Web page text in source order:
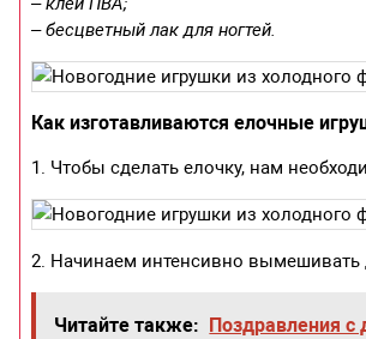
– бесцветный лак для ногтей.
Как изготавливаются елочные
1. Чтобы сделать елочку, нам
2. Начинаем интенсивно вымешивать
Читайте также: Поздравления